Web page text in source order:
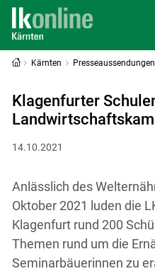
Kärnten Presseaussendungen
Klagenfurter
14.10.2021
Anlässlich des
Oktober 2021 luden die
Klagenfurt rund 200
Themen rund um die
Seminarbäuerinnen zu